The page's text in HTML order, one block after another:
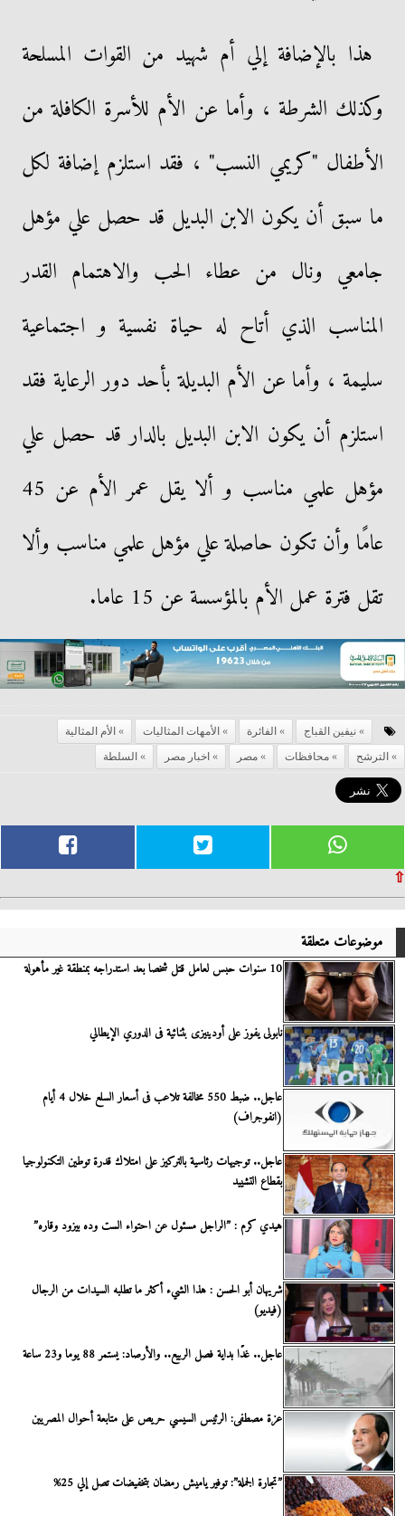
هذا بالإضافة إلي أم شهيد من القوات المسلحة
وكذلك الشرطة ، وأما عن الأم للأسرة الكافلة من
الأطفال "كريمي النسب" ، فقد استلزم إضافة لكل
ما سبق أن يكون الابن البديل قد حصل علي مؤهل
جامعي ونال من عطاء الحب والاهتمام القدر
المناسب الذي أتاح له حياة نفسية و اجتماعية
سليمة ، وأما عن الأم البديلة بأحد دور الرعاية فقد
استلزم أن يكون الابن البديل بالدار قد حصل علي
مؤهل علمي مناسب و ألا يقل عمر الأم عن 45
عامًا وأن تكون حاصلة علي مؤهل علمي مناسب وألا
تقل فترة عمل الأم بالمؤسسة عن 15 عاما.
نيفين القباج الفائرة الأمهات المثاليات
الأم المثالية
الترشح
محافظات مصر اخبار مصر السلطة
⇧
موضوعات متعلقة
10 سنوات حبس لعامل قتل شخصا بعد استدراجه بمنطقة غير مأهولة
نابولى يفوز على أودينيزى بثنائية فى الدوري الإيطالي
عاجل.. ضبط 550 مخالفة تلاعب فى أسعار السلع خلال 4 أيام
(انفوجراف)
عاجل.. توجيهات رئاسية بالتركيز على امتلاك قدرة توطين التكنولوجيا
بقطاع التشييد
هيدي كرم : ”الراجل مسئول عن احتواء الست وده بيزود وقاره”
شريهان أبو الحسن : هذا الشيء أكثر ما تطلبه السيدات من الرجال
(فيديو)
عاجل.. غدًا بداية فصل الربيع.. والأرصاد: يستمر 88 يوما و23 ساعة
عزة مصطفى: الرئيس السيسي حريص على متابعة أحوال المصريين
”تجارة الجملة”: توفير ياميش رمضان بتخفيضات تصل إلي 25%